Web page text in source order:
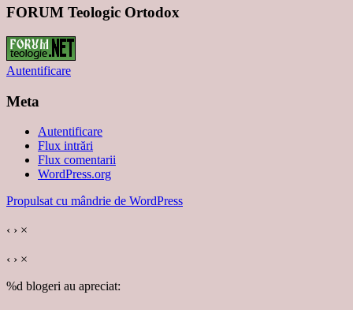
FORUM Teologic Ortodox
Autentificare
Meta
Autentificare
Flux intrări
Flux comentarii
WordPress.org
Propulsat cu mândrie de WordPress
‹ › ×
‹ › ×
%d blogeri au apreciat: